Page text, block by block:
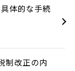
体的な手続
制改正の内